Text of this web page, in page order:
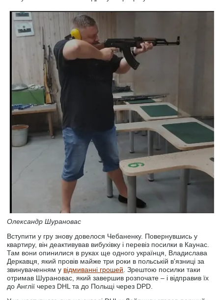
Олександр Шурановас
Вступити у гру знову довелося Чебаненку. Повернувшись у
квартиру, він деактивував вибухівку і перевіз посилки в Каунас.
Там вони опинилися в руках ще одного українця, Владислава
Деркавця, який провів майже три роки в польській в'язниці за
звинуваченням у відмиванні грошей . Зрештою посилки таки
отримав Шурановас, який завершив розпочате – і відправив їх
до Англії через DHL та до Польщі через DPD.